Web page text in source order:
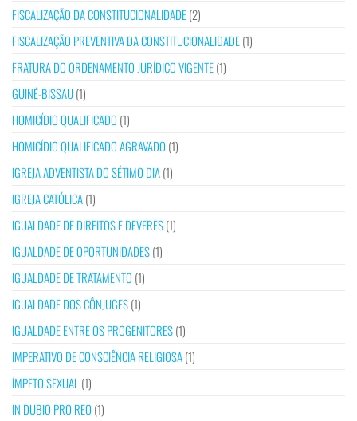
FISCALIZAÇÃO DA CONSTITUCIONALIDADE(2)
FISCALIZAÇÃO PREVENTIVA DA CONSTITUCIONALIDADE(1)
FRATURA DO ORDENAMENTO JURÍDICO VIGENTE(1)
GUINÉ-BISSAU(1)
HOMICÍDIO QUALIFICADO (1)
HOMICÍDIO QUALIFICADO AGRAVADO (1)
IGREJA ADVENTISTA DO SÉTIMO DIA(1)
IGREJA CATÓLICA(1)
IGUALDADE DE DIREITOS E DEVERES(1)
IGUALDADE DE OPORTUNIDADES(1)
IGUALDADE DE TRATAMENTO (1)
IGUALDADE DOS CÔNJUGES(1)
IGUALDADE ENTRE OS PROGENITORES(1)
IMPERATIVO DE CONSCIÊNCIA RELIGIOSA(1)
ÍMPETO SEXUAL (1)
IN DUBIO PRO REO (1)